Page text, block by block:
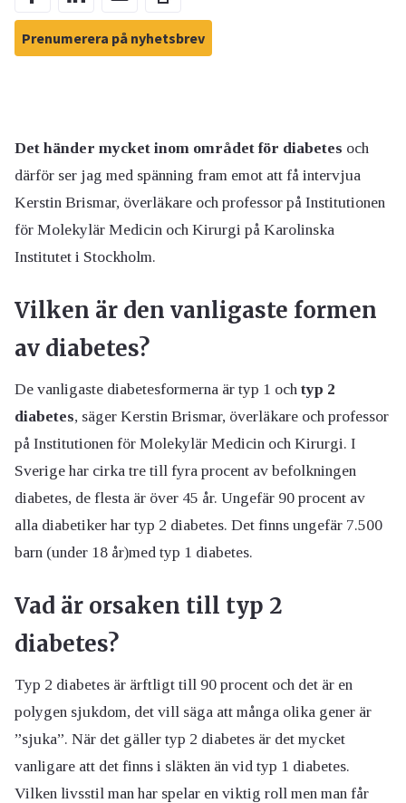
Prenumerera på nyhetsbrev
Det händer mycket inom området för diabetes och
därför ser jag med spänning fram emot att få intervjua
Kerstin Brismar, överläkare och professor på Institutionen
för Molekylär Medicin och Kirurgi på Karolinska
Institutet i Stockholm.
Vilken är den vanligaste formen
av diabetes?
De vanligaste diabetesformerna är typ 1 och typ 2
diabetes, säger Kerstin Brismar, överläkare och professor
på Institutionen för Molekylär Medicin och Kirurgi. I
Sverige har cirka tre till fyra procent av befolkningen
diabetes, de flesta är över 45 år. Ungefär 90 procent av
alla diabetiker har typ 2 diabetes. Det finns ungefär 7.500
barn (under 18 år)med typ 1 diabetes.
Vad är orsaken till typ 2
diabetes?
Typ 2 diabetes är ärftligt till 90 procent och det är en
polygen sjukdom, det vill säga att många olika gener är
”sjuka”. När det gäller typ 2 diabetes är det mycket
vanligare att det finns i släkten än vid typ 1 diabetes.
Vilken livsstil man har spelar en viktig roll men man får